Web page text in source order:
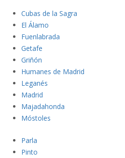
Cubas de la Sagra
El Álamo
Fuenlabrada
Getafe
Griñón
Humanes de Madrid
Leganés
Madrid
Majadahonda
Móstoles
Parla
Pinto